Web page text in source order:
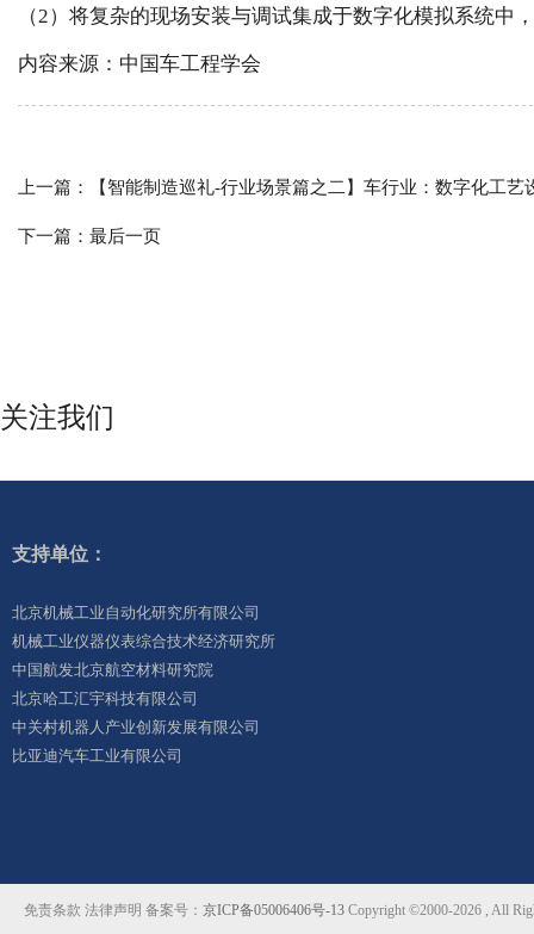
（2）将复杂的现场安装与调试集成于数字化模拟系统
内容来源：中国车工程学会
上一篇： 【智能制造巡礼-行业场景篇之二】车行业：数字化工艺
下一篇： 最后一页
关注我们
支持单位：
北京机械工业自动化研究所有限公司
机械工业仪器仪表综合技术经济研究所
中国航发北京航空材料研究院
北京哈工汇宇科技有限公司
中关村机器人产业创新发展有限公司
比亚迪汽车工业有限公司
免责条款 法律声明 备案号： 京ICP备05006406号-13 Copyright ©2000-2026 , All